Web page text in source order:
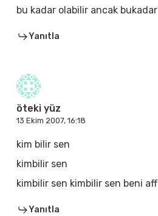
bu kadar olabilir ancak
Yanıtla
öteki yüz
13 Ekim 2007, 16:18
kim bilir sen
kimbilir sen
kimbilir sen kimbilir sen beni
Yanıtla